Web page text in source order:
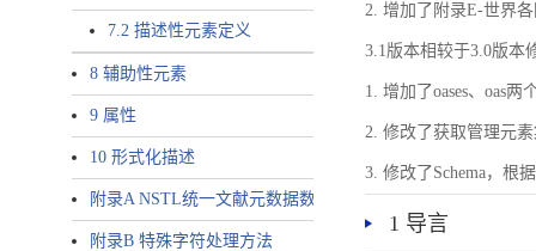
7.2 描述性元素定义
8 辅助性元素
9 属性
10 形式化描述
附录A NSTL统一文献元数据数据唯一标识符规则
附录B 特殊字符处理方法
2. 增加了附录E-世界
3.1版本相较于3.0版本
1. 增加了oases、oas
2. 修改了获取管理元
3. 修改了Schema，根
1 导言